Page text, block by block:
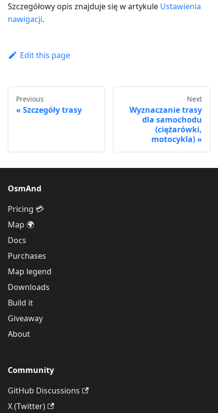
Szczegółowy opis znajduje się w artykule Ustawienia
nawigacji.
Edit this page
Previous
Szczegóły trasy
Next
Wyznaczanie trasy
dla samochodu
(ciężarówki,
motocykla)
OsmAnd
Pricing 💳
Map 🌍
Docs
Purchases
Map legend
Downloads
Build it
Giveaway
About
Community
GitHub Discussions
X (Twitter)